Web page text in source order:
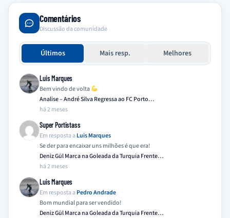
Comentários
Discussão da comunidade
Últimos Mais resp. Melhores
Luis Marques
Bem vindo de volta
Analise – André Silva Regressa ao FC Porto…
há 2 meses
Super Portistass
Em resposta a Luis Marques
Se der para encaixar uns milhões é que era!
Deniz Gül Marca na Goleada da Turquia Frente…
há 2 meses
Luis Marques
Em resposta a Pedro Andrade
Bom mundial para ser vendido!
Deniz Gül Marca na Goleada da Turquia Frente…